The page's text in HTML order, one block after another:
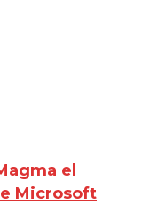
el
Microsoft